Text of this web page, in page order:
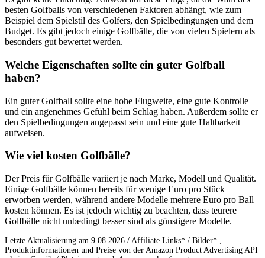
besten Golfballs von verschiedenen Faktoren abhängt, wie zum
Beispiel dem Spielstil des Golfers, den Spielbedingungen und dem
Budget. Es gibt jedoch einige Golfbälle, die von vielen Spielern als
besonders gut bewertet werden.
Welche Eigenschaften sollte ein guter Golfball
haben?
Ein guter Golfball sollte eine hohe Flugweite, eine gute Kontrolle
und ein angenehmes Gefühl beim Schlag haben. Außerdem sollte er
den Spielbedingungen angepasst sein und eine gute Haltbarkeit
aufweisen.
Wie viel kosten Golfbälle?
Der Preis für Golfbälle variiert je nach Marke, Modell und Qualität.
Einige Golfbälle können bereits für wenige Euro pro Stück
erworben werden, während andere Modelle mehrere Euro pro Ball
kosten können. Es ist jedoch wichtig zu beachten, dass teurere
Golfbälle nicht unbedingt besser sind als günstigere Modelle.
Letzte Aktualisierung am 9.08.2026 / Affiliate Links* / Bilder* ,
Produktinformationen und Preise von der Amazon Product Advertising API